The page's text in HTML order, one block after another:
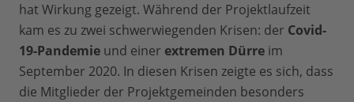
hat Wirkung gezeigt. Während der Projektlaufzeit
kam es zu zwei schwerwiegenden Krisen: der Covid-
19-Pandemie und einer extremen Dürre im
September 2020. In diesen Krisen zeigte es sich, dass
die Mitglieder der Projektgemeinden besonders